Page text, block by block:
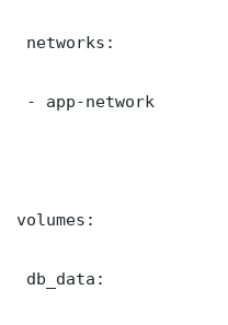
networks:
- app-network
volumes:
db_data: